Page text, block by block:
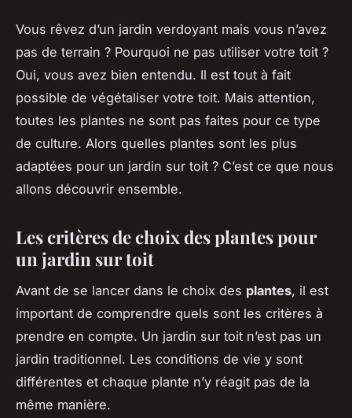
Vous rêvez d’un jardin verdoyant mais vous n’avez
pas de terrain ? Pourquoi ne pas utiliser votre toit ?
Oui, vous avez bien entendu. Il est tout à fait
possible de végétaliser votre toit. Mais attention,
toutes les plantes ne sont pas faites pour ce type
de culture. Alors quelles plantes sont les plus
adaptées pour un jardin sur toit ? C’est ce que nous
allons découvrir ensemble.
Les critères de choix des plantes pour
un jardin sur toit
Avant de se lancer dans le choix des plantes, il est
important de comprendre quels sont les critères à
prendre en compte. Un jardin sur toit n’est pas un
jardin traditionnel. Les conditions de vie y sont
différentes et chaque plante n’y réagit pas de la
même manière.